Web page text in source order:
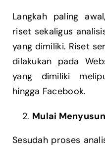
Langkah paling
riset sekaligus
yang dimiliki. Riset
dilakukan pada
yang dimiliki
hingga Facebook.
Mulai
Sesudah proses